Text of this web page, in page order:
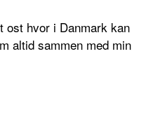
ost hvor i Danmark kan
altid sammen med min